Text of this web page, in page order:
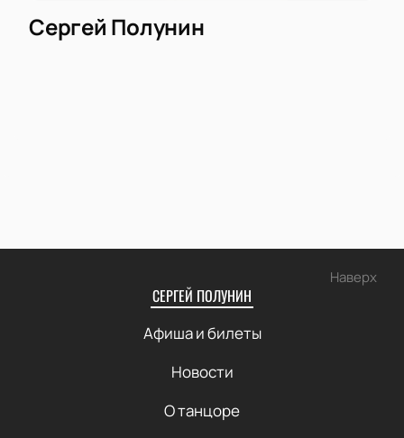
Сергей Полунин
Наверх
СЕРГЕЙ ПОЛУНИН
Афиша и билеты
Новости
О танцоре